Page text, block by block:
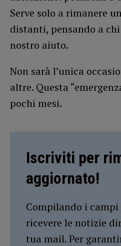
Serve solo a rimanere
distanti, pensando a
nostro aiuto.
Non sarà l’unica
altre. Questa
pochi mesi.
Iscriviti per
aggiornato!
Compilando i
ricevere le notizie
tua mail. Per